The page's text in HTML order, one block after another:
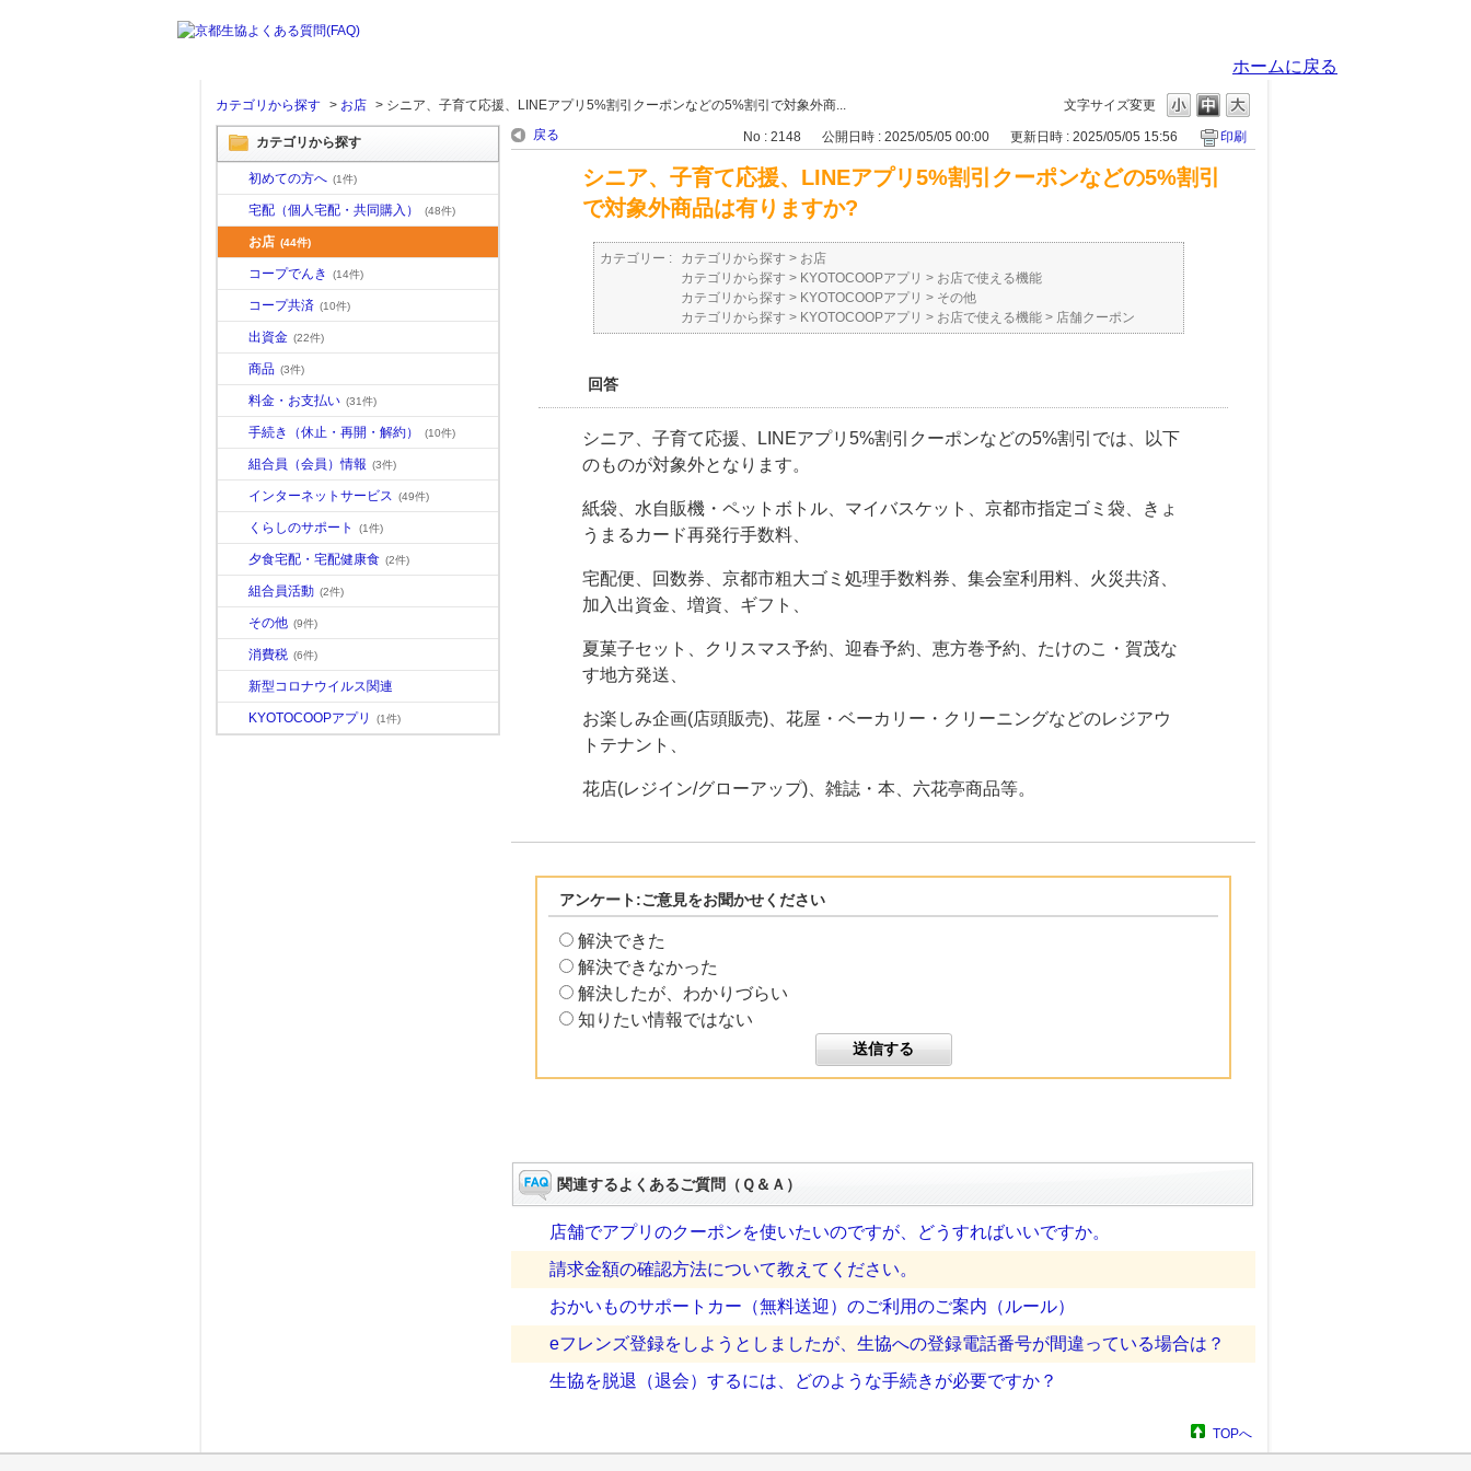
ホームに戻る
文字サイズ変更
カテゴリから探す > お店 > シニア、子育て応援、LINEアプリ5%割引クーポンなどの5%割引で対象外商...
カテゴリから探す
初めての方へ (1件)
宅配（個人宅配・共同購入） (48件)
お店 (44件)
コープでんき (14件)
コープ共済 (10件)
出資金 (22件)
商品 (3件)
料金・お支払い (31件)
手続き（休止・再開・解約） (10件)
組合員（会員）情報 (3件)
インターネットサービス (49件)
くらしのサポート (1件)
夕食宅配・宅配健康食 (2件)
組合員活動 (2件)
その他 (9件)
消費税 (6件)
新型コロナウイルス関連
KYOTOCOOPアプリ (1件)
戻る No : 2148 公開日時 : 2025/05/05 00:00 更新日時 : 2025/05/05 15:56 印刷
シニア、子育て応援、LINEアプリ5%割引クーポンなどの5%割引
で対象外商品は有りますか?
カテゴリー : カテゴリから探す > お店
カテゴリから探す > KYOTOCOOPアプリ > お店で使える機能
カテゴリから探す > KYOTOCOOPアプリ > その他
カテゴリから探す > KYOTOCOOPアプリ > お店で使える機能 > 店舗クーポン
回答
シニア、子育て応援、LINEアプリ5%割引クーポンなどの5%割引では、以下
のものが対象外となります。
紙袋、水自販機・ペットボトル、マイバスケット、京都市指定ゴミ袋、きょ
うまるカード再発行手数料、
宅配便、回数券、京都市粗大ゴミ処理手数料券、集会室利用料、火災共済、
加入出資金、増資、ギフト、
夏菓子セット、クリスマス予約、迎春予約、恵方巻予約、たけのこ・賀茂な
す地方発送、
お楽しみ企画(店頭販売)、花屋・ベーカリー・クリーニングなどのレジアウ
トテナント、
花店(レジイン/グローアップ)、雑誌・本、六花亭商品等。
アンケート:ご意見をお聞かせください
解決できた
解決できなかった
解決したが、わかりづらい
知りたい情報ではない
関連するよくあるご質問（Ｑ＆Ａ）
店舗でアプリのクーポンを使いたいのですが、どうすればいいですか。
請求金額の確認方法について教えてください。
おかいものサポートカー（無料送迎）のご利用のご案内（ルール）
eフレンズ登録をしようとしましたが、生協への登録電話番号が間違っている場合は？
生協を脱退（退会）するには、どのような手続きが必要ですか？
TOPへ